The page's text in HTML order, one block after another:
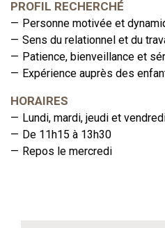
PROFIL RECHERCHÉ
Personne motivée et
Sens du relationnel et du
Patience, bienveillance et
Expérience auprès des
HORAIRES
Lundi, mardi, jeudi et
De 11h15 à 13h30
Repos le mercredi